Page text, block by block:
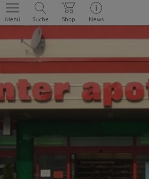
Menü Suche Shop
News